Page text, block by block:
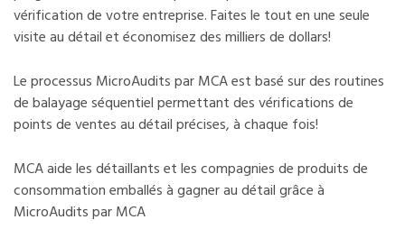
vérification de votre entreprise. Faites le tout en une seule
visite au détail et économisez des milliers de dollars!
Le processus MicroAudits par MCA est basé sur des routines
de balayage séquentiel permettant des vérifications de
points de ventes au détail précises, à chaque fois!
MCA aide les détaillants et les compagnies de produits de
consommation emballés à gagner au détail grâce à
MicroAudits par MCA